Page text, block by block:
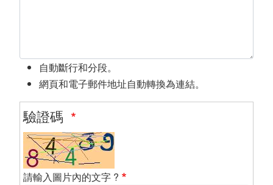
自動斷行和分段。
網頁和電子郵件地址自動轉換為連結。
驗證碼
請輸入圖片內的文字 ?